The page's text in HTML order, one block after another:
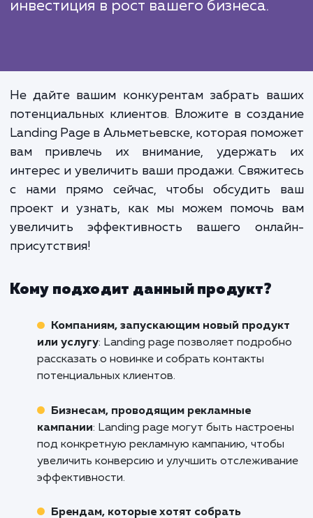
Создание эффективной Landing
это не просто процесс дизайна,
комплексная задача, которая
в себя понимание
клиентов, изучение
разработку уникального
и постоянное тестирование
инвестиция в рост вашего бизнеса.
Не дайте вашим конкурентам забрать
потенциальных клиентов. Вложите в
Landing Page в Альметьевске, которая
вам привлечь их внимание,
интерес и увеличить ваши продажи.
проект и узнать, как мы можем помочь